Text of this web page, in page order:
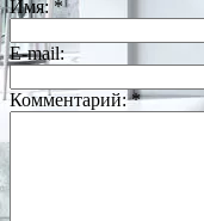
Имя: *
E-mail:
Комментарий:*